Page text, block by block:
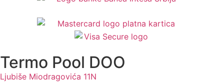
Termo Pool DOO
Ljubiše Miodragovića 11N